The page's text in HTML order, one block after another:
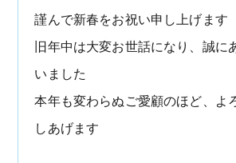
謹んで新春をお祝い申し上げます
旧年中は大変お世話になり、誠に
いました
本年も変わらぬご愛顧のほど、よ
しあげます